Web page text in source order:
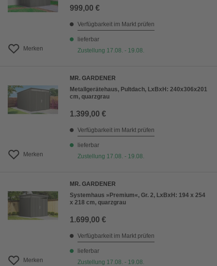
Merken
999,00 €
Verfügbarkeit im Markt prüfen
lieferbar
Zustellung 17.08. - 19.08.
Merken
MR. GARDENER
Metallgerätehaus, Pultdach, LxBxH: 240x306x201
cm, quarzgrau
1.399,00 €
Verfügbarkeit im Markt prüfen
lieferbar
Zustellung 17.08. - 19.08.
Merken
MR. GARDENER
Systemhaus »Premium«, Gr. 2, LxBxH: 194 x 254
x 218 cm, quarzgrau
1.699,00 €
Verfügbarkeit im Markt prüfen
lieferbar
Zustellung 17.08. - 19.08.